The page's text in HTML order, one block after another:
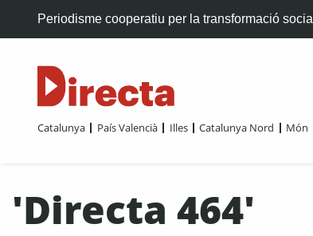
Periodisme cooperatiu per la transformació social
Catalunya País Valencià Illes Catalunya Nord Món
'Directa 464'